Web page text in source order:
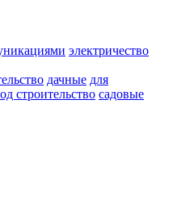
электричество
дачные для
строительство садовые